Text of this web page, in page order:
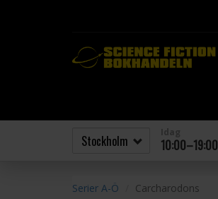
10:00–19:00
Serier A-Ö Carcharodons